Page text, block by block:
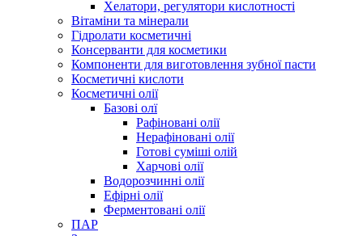
Хелатори, регулятори кислотності
Вітаміни та мінерали
Гідролати косметичні
Консерванти для косметики
Компоненти для виготовлення зубної пасти
Косметичні кислоти
Косметичні олії
Базові олї
Рафіновані олії
Нерафіновані олії
Готові суміші олій
Харчові олії
Водорозчинні олії
Ефірні олії
Ферментовані олії
ПАР